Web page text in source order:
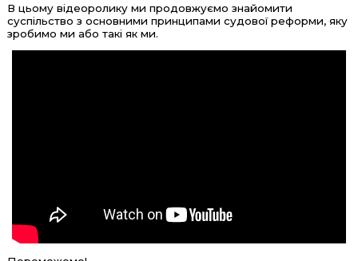
В цьому відеоролику ми продовжуємо знайомити
суспільство з основними принципами судової реформи, яку
зробимо ми або такі як ми.